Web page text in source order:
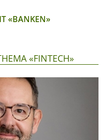
«BANKEN»
«FINTECH»